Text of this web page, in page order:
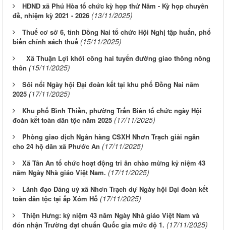
HĐND xã Phú Hòa tổ chức kỳ họp thứ Năm - Kỳ họp chuyên
đề, nhiệm kỳ 2021 - 2026 (13/11/2025)
Thuế cơ sở 6, tỉnh Đồng Nai tổ chức Hội Nghị tập huấn, phổ
biến chính sách thuế (15/11/2025)
Xã Thuận Lợi khởi công hai tuyến đường giao thông nông
thôn (15/11/2025)
Sôi nổi Ngày hội Đại đoàn kết tại khu phố Đồng Nai năm
2025 (17/11/2025)
Khu phố Bình Thiền, phường Trấn Biên tổ chức ngày Hội
đoàn kết toàn dân tộc năm 2025 (17/11/2025)
Phòng giao dịch Ngân hàng CSXH Nhơn Trạch giải ngân
cho 24 hộ dân xã Phước An (17/11/2025)
Xã Tân An tổ chức hoạt động tri ân chào mừng kỷ niệm 43
năm Ngày Nhà giáo Việt Nam. (17/11/2025)
Lãnh đạo Đảng uỷ xã Nhơn Trạch dự Ngày hội Đại đoàn kết
toàn dân tộc tại ấp Xóm Hố (17/11/2025)
Thiện Hưng: kỷ niệm 43 năm Ngày Nhà giáo Việt Nam và
đón nhận Trường đạt chuẩn Quốc gia mức độ 1. (17/11/2025)